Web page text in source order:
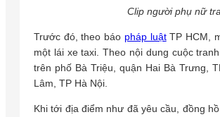
Clip người phụ nữ
Trước đó, theo báo pháp luậtTP HCM,
một lái xe taxi. Theo nội dung cuộc
trên phố Bà Triệu, quận Hai Bà Trưng,
Lâm, TP Hà Nội.
Khi tới địa điểm như đã yêu cầu, đồng